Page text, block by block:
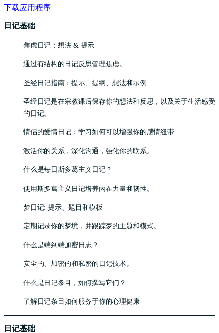
下载应用程序
日记基础
焦虑日记：想法 & 提示
通过有结构的日记反思管理焦虑。
圣经日记指南：提示、提纲、想法和示例
圣经日记是在宗教课后保存你的想法和反思，以及关于生活感受
的日记。
情侣的爱情日记：学习如何可以增强你的感情纽带
激活你的关系，深化沟通，强化你的联系。
什么是每日斯多葛主义日记？
使用斯多葛主义日记培养内在力量和韧性。
梦日记: 提示、题目和模板
定期记录你的梦境，并跟踪梦的主题和模式。
什么是端到端加密日志？
安全的、加密的和私密的日记技术。
什么是日记条目，如何撰写它们？
了解日记条目如何服务于你的心理健康
日记基础